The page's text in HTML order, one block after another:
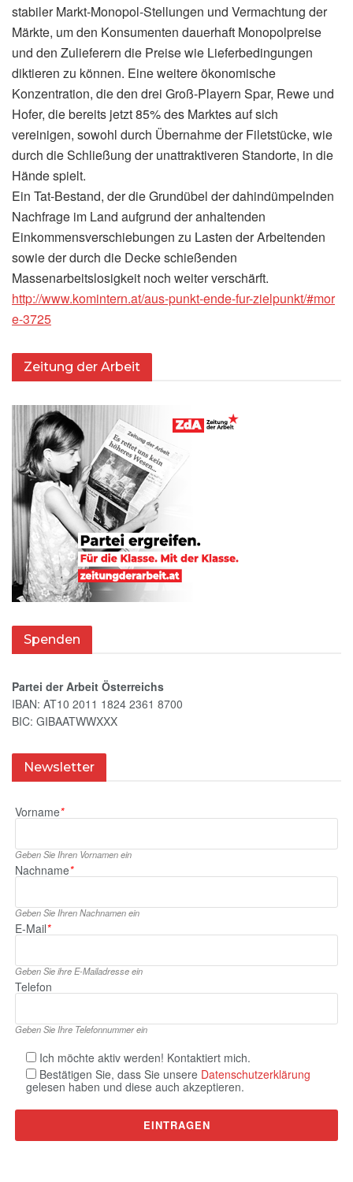
stabiler Markt-Monopol-Stellungen und Vermachtung der
Märkte, um den Konsumenten dauerhaft Monopolpreise
und den Zulieferern die Preise wie Lieferbedingungen
diktieren zu können. Eine weitere ökonomische
Konzentration, die den drei Groß-Playern Spar, Rewe und
Hofer, die bereits jetzt 85% des Marktes auf sich
vereinigen, sowohl durch Übernahme der Filetstücke, wie
durch die Schließung der unattraktiveren Standorte, in die
Hände spielt.
Ein Tat-Bestand, der die Grundübel der dahindümpelnden
Nachfrage im Land aufgrund der anhaltenden
Einkommensverschiebungen zu Lasten der Arbeitenden
sowie der durch die Decke schießenden
Massenarbeitslosigkeit noch weiter verschärft.
http://​www​.komintern​.at/​a​u​s​-​p​u​n​k​t​-​e​n​d​e​-​f​u​r​-​z​i​e​l​p​u​n​k​t​/​#​m​o​r​
e​-​3​725
Zeitung der Arbeit
Spenden
Partei der Arbeit Österreichs
IBAN: AT10 2011 1824 2361 8700
BIC: GIBAATWWXXX
Newsletter
Vorname*
Geben Sie Ihren Vornamen ein
Nachname*
Geben Sie Ihren Nachnamen ein
E‑Mail*
Geben Sie ihre E‑Mailadresse ein
Telefon
Geben Sie Ihre Telefonnummer ein
Ich möchte aktiv werden! Kontaktiert mich.
Bestätigen Sie, dass Sie unsere Datenschutzerklärung
gelesen haben und diese auch akzeptieren.